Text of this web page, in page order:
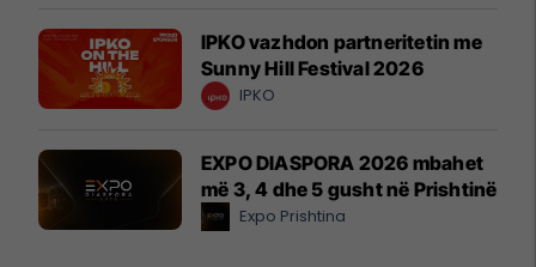
IPKO vazhdon partneritetin me
Sunny Hill Festival 2026
IPKO
EXPO DIASPORA 2026 mbahet
më 3, 4 dhe 5 gusht në Prishtinë
Expo Prishtina